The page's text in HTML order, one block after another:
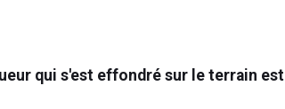
qui s'est effondré sur le terrain est